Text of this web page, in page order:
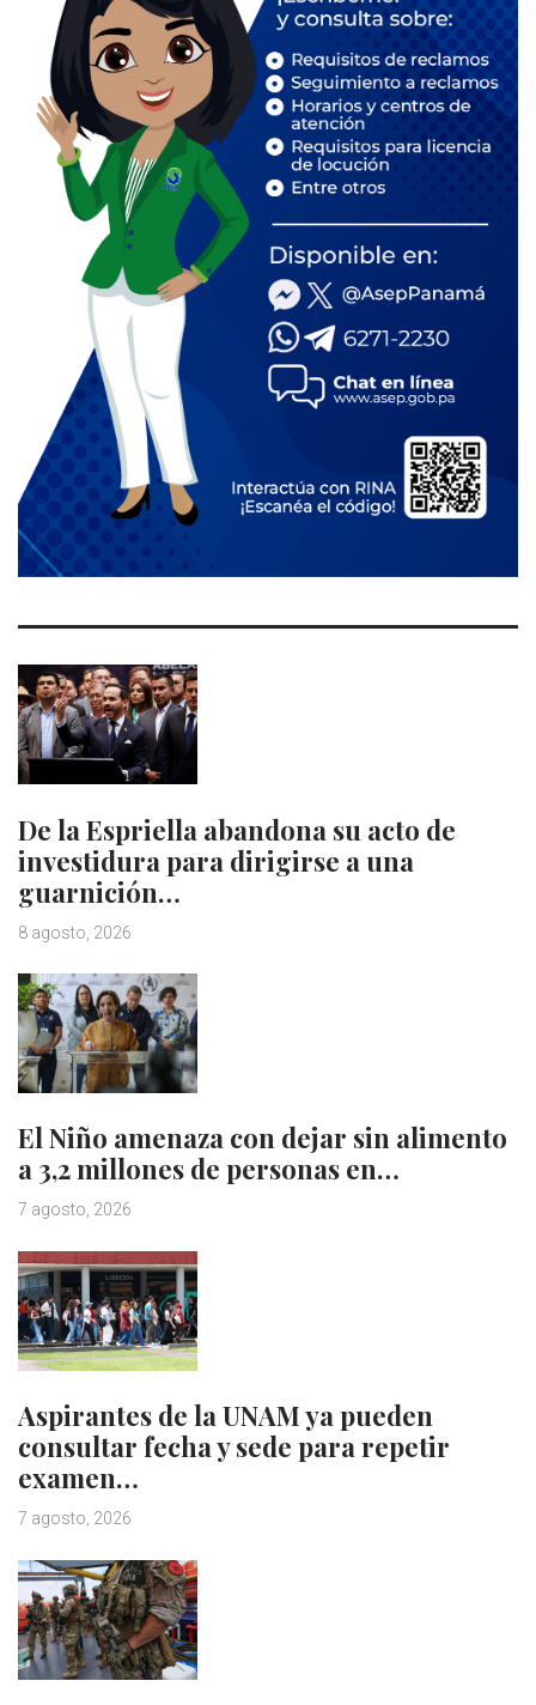
De la Espriella abandona su acto de
investidura para dirigirse a una
guarnición…
8 agosto, 2026
El Niño amenaza con dejar sin alimento
a 3,2 millones de personas en…
7 agosto, 2026
Aspirantes de la UNAM ya pueden
consultar fecha y sede para repetir
examen…
7 agosto, 2026